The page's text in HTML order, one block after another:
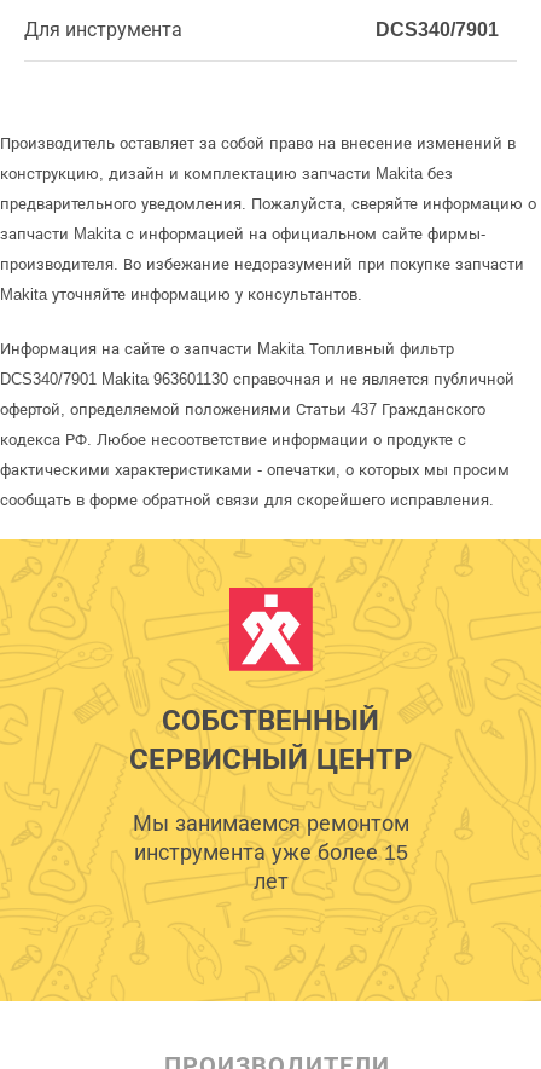
Для инструмента DCS340/7901
Производитель оставляет за собой право на внесение изменений в
конструкцию, дизайн и комплектацию запчасти Makita без
предварительного уведомления. Пожалуйста, сверяйте информацию о
запчасти Makita с информацией на официальном сайте фирмы-
производителя. Во избежание недоразумений при покупке запчасти
Makita уточняйте информацию у консультантов.
Информация на сайте о запчасти Makita Топливный фильтр
DCS340/7901 Makita 963601130 справочная и не является публичной
офертой, определяемой положениями Статьи 437 Гражданского
кодекса РФ. Любое несоответствие информации о продукте с
фактическими характеристиками - опечатки, о которых мы просим
сообщать в форме обратной связи для скорейшего исправления.
СОБСТВЕННЫЙ
СЕРВИСНЫЙ ЦЕНТР
Мы занимаемся ремонтом
инструмента уже более 15
лет